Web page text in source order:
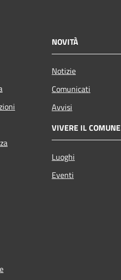
NOVITÀ
Notizie
Comunicati
Avvisi
VIVERE IL COMUNE
Luoghi
Eventi